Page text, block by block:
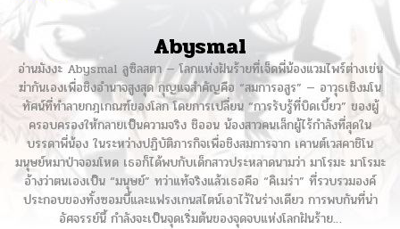
Abysmal
อ่านมังงะ Abysmal ลูซิลสตา — โลกแห่งฝันร้ายที่เจ็ดพี่น้องแวมไพร์ต่างเข่น
ฆ่ากันเองเพื่อชิงอำนาจสูงสุด กุญแจสำคัญคือ “สมการอสูร” — อาวุธเชิงมโน
ทัศน์ที่ทำลายกฎเกณฑ์ของโลก โดยการเปลี่ยน “การรับรู้ที่บิดเบี้ยว” ของผู้
ครอบครองให้กลายเป็นความจริง ชิออน น้องสาวคนเล็กผู้ไร้กำลังที่สุดใน
บรรดาพี่น้อง ในระหว่างปฏิบัติภารกิจเพื่อชิงสมการจาก เคานต์เวสคาชิโน
มนุษย์หมาป่าจอมโหด เธอก็ได้พบกับเด็กสาวประหลาดนามว่า มาโรมะ มาโรมะ
อ้างว่าตนเองเป็น “มนุษย์” ทว่าแท้จริงแล้วเธอคือ “คิเมร่า” ที่รวบรวมองค์
ประกอบของทั้งซอมบี้และแฟรงเกนสไตน์เอาไว้ในร่างเดียว การพบกันที่น่า
อัศจรรย์นี้ กำลังจะเป็นจุดเริ่มต้นของจุดจบแห่งโลกฝันร้าย…